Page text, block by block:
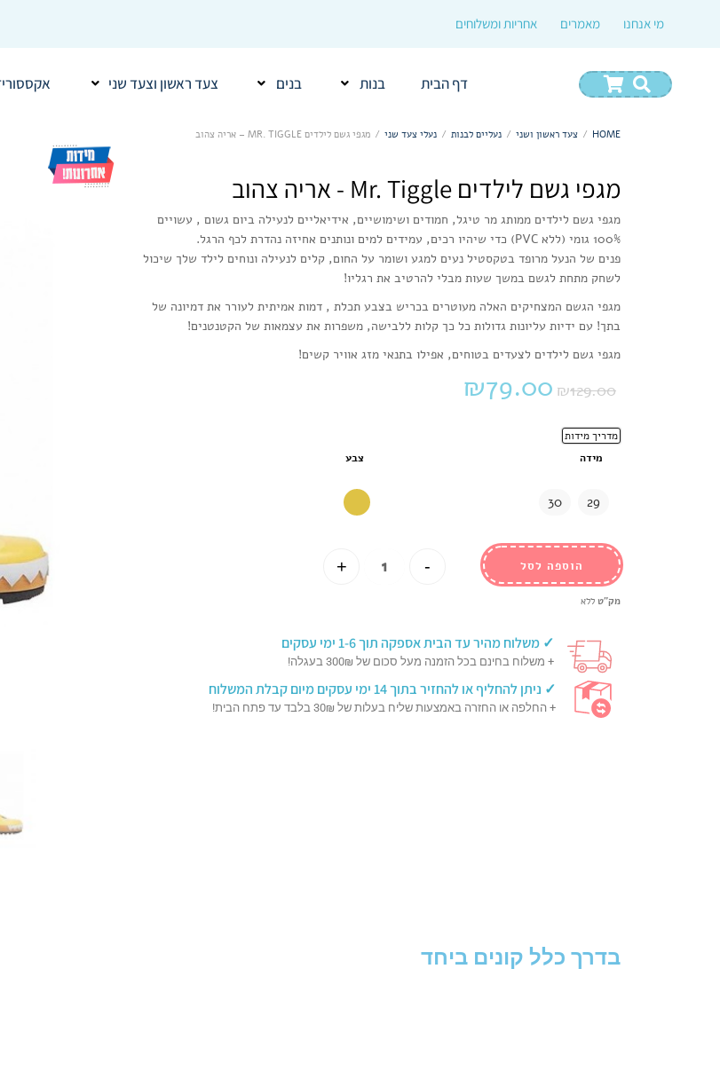
מי אנחנו מאמרים אחריות ומשלוחים
דף הבית בנות בנים צעד ראשון וצעד שני
HOME
/ צעד ראשון ושני / נעליים לבנות / נעלי צעד שני / מגפי גשם לילדים MR. TIGGLE – אריה צהוב
מגפי גשם לילדים Mr. Tiggle - אריה צהוב
מגפי גשם לילדים ממותג מר טיגל, חמודים ושימושיים, אידיאליים לנעילה ביום גשום , עשויים
100% גומי (ללא PVC) כדי שיהיו רכים, עמידים למים ונותנים אחיזה נהדרת לכף הרגל.
פנים של הנעל מרופד בטקסטיל נעים למגע ושומר על החום, קלים לנעילה ונוחים לילד שלך שיכול
לשחק מתחת לגשם במשך שעות מבלי להרטיב את רגליו!
מגפי הגשם המצחיקים האלה מעוטרים בכריש בצבע תכלת , דמות אמיתית לעורר את דמיונה של
בתך! עם ידיות עליונות גדולות כל כך קלות ללבישה, משפרות את עצמאות של הקטנטנים!
מגפי גשם לילדים לצעדים בטוחים, אפילו בתנאי מזג אוויר קשים!
₪129.00
₪79.00
מדריך מידות
מידה
29
30
צבע
-
+ הוספה לסל
מק"ט ללא
✓ משלוח מהיר עד הבית אספקה תוך 1-6 ימי עסקים
+ משלוח בחינם בכל הזמנה מעל סכום של 300₪ בעגלה!
✓ ניתן להחליף או להחזיר בתוך 14 ימי עסקים מיום קבלת המשלוח
+ החלפה או החזרה באמצעות שליח בעלות של 30₪ בלבד עד פתח הבית!
בדרך כלל קונים ביחד